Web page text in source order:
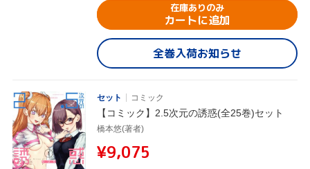
在庫ありのみ
カートに追加
全巻入荷お知らせ
セット コミック
【コミック】2.5次元の誘惑(全25巻)セット
橋本悠(著者)
¥9,075